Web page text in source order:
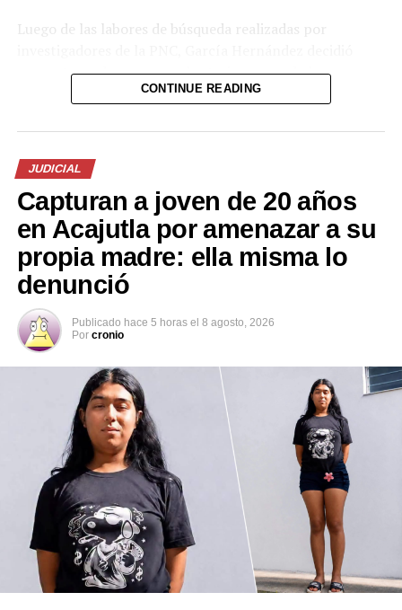
Luego de las labores de búsqueda realizadas por
presentarse de manera voluntaria en una de las
delegaciones policiales. La institución informó que será
El caso generó fuerte conmoción en redes sociales,
donde se viralizaron imágenes del Corvette abandonado
y especulaciones sobre la identidad del conductor. La
Policía aclaró la situación con el comunicado oficial de
este sábado.
Las autoridades continúan con las diligencias
exactas del accidente y presentar al imputado ante el
sistema judicial.
Francisco Javier García
Hernández es el
conductor que causó el
accidente de tránsito
ocurrido sobre el
bulevar El Hipódromo,
en San Salvador.
CONTINUE READING
JUDICIAL
Capturan a joven de 20 años
en Acajutla por amenazar a su
propia madre: ella misma lo
denunció
Publicado hace 5 horas el 8 agosto, 2026
Por cronio